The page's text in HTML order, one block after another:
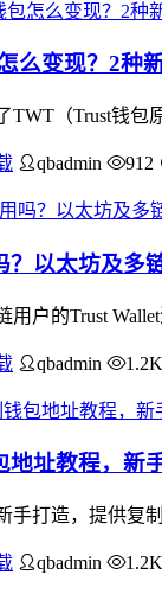
么变现？2种
TWT（Trust钱包
qbadmin 912
？以太坊及多
用户的Trust
qbadmin 1.2K
地址教程，新
手打造，提供复
qbadmin 1.2K